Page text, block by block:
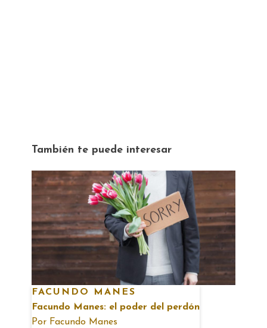
También te puede interesar
FACUNDO MANES
Facundo Manes: el poder del perdón
Por Facundo Manes